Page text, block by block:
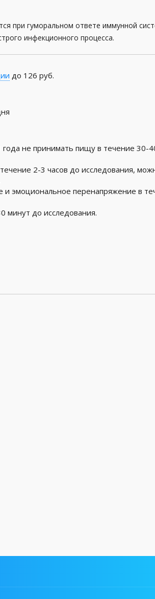
при гуморальном ответе иммунной
инфекционного процесса.
до 126 руб.
года не принимать пищу в течение 30-
2-3 часов до исследования,
и эмоциональное перенапряжение в
минут до исследования.